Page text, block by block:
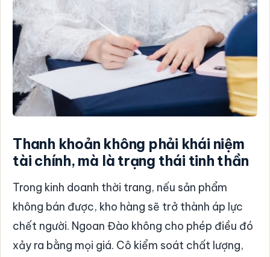
Thanh khoản không phải khái niệm
tài chính, mà là trạng thái tinh thần
Trong kinh doanh thời trang, nếu sản phẩm
không bán được, kho hàng sẽ trở thành áp lực
chết người. Ngoan Đào không cho phép điều đó
xảy ra bằng mọi giá. Cô kiểm soát chất lượng,